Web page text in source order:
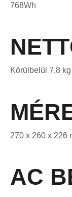
768Wh
Körülbelül 7,8 kg
270 x 260 x 226
AC